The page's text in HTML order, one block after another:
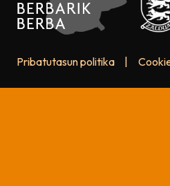
Pribatutasun politika